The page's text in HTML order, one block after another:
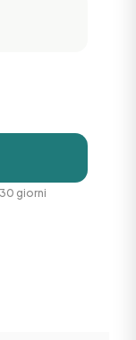
giorni